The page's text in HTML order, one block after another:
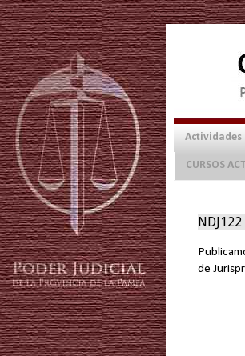
Actividades
CURSOS
de